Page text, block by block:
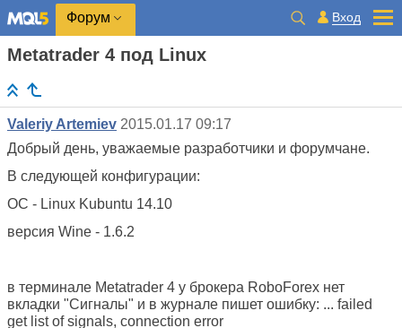
Форум Вход
Metatrader 4 под Linux
Valeriy Artemiev 2015.01.17 09:17
Добрый день, уважаемые разработчики и форумчане.
В следующей конфигурации:
ОС - Linux Kubuntu 14.10
версия Wine - 1.6.2
в терминале Metatrader 4 у брокера RoboForex нет
вкладки "Сигналы" и в журнале пишет ошибку: ... failed
get list of signals, connection error